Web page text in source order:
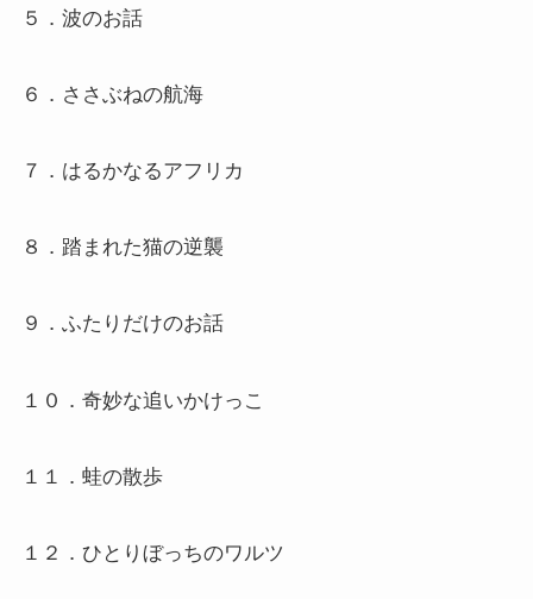
５．波のお話
６．ささぶねの航海
７．はるかなるアフリカ
８．踏まれた猫の逆襲
９．ふたりだけのお話
１０．奇妙な追いかけっこ
１１．蛙の散歩
１２．ひとりぼっちのワルツ